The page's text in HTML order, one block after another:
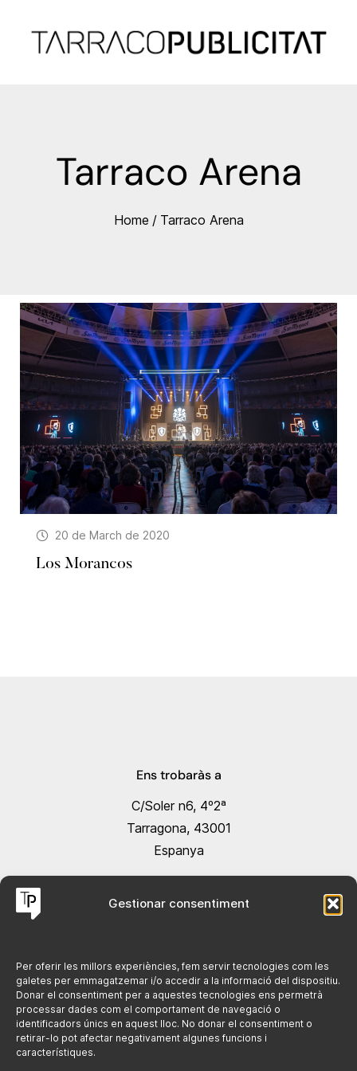
Gestionar consentiment
Per oferir les millors experiències, fem servir tecnologies com les
galetes per emmagatzemar i/o accedir a la informació del dispositiu.
Donar el consentiment per a aquestes tecnologies ens permetrà
processar dades com el comportament de navegació o
identificadors únics en aquest lloc. No donar el consentiment o
retirar-lo pot afectar negativament algunes funcions i
característiques.
Tarraco Arena
Home / Tarraco Arena
20 de March de 2020
Los Morancos
Ens trobaràs a
C/Soler n6, 4º2ª
Tarragona, 43001
Espanya
Contacta'ns @
Legal
Politica de cookies